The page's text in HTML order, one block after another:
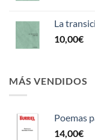
La
10,00€
MÁS VENDIDOS
Poemas
14,00€